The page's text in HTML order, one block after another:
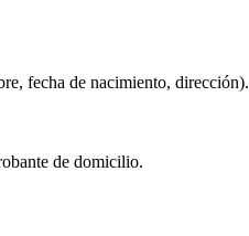
fecha de nacimiento, dirección).
de domicilio.